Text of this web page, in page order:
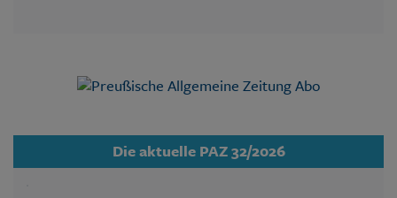
Die aktuelle PAZ 32/2026